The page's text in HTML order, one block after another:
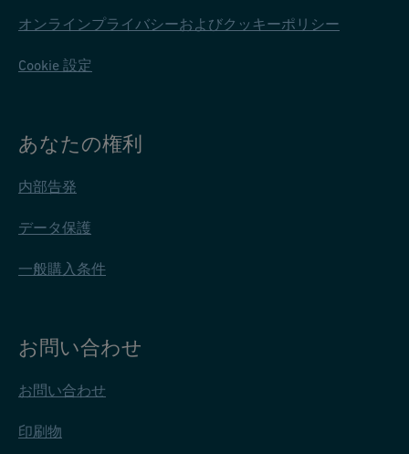
オンラインプライバシーおよびクッキーポリシー
Cookie 設定
あなたの権利
内部告発
データ保護
一般購入条件
お問い合わせ
お問い合わせ
印刷物